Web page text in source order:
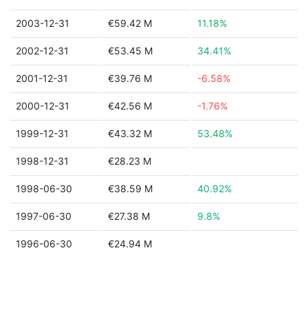
2003-12-31 €59.42 M 11.18%
2002-12-31 €53.45 M 34.41%
2001-12-31 €39.76 M -6.58%
2000-12-31 €42.56 M -1.76%
1999-12-31 €43.32 M 53.48%
1998-12-31 €28.23 M
1998-06-30 €38.59 M 40.92%
1997-06-30 €27.38 M 9.8%
1996-06-30 €24.94 M